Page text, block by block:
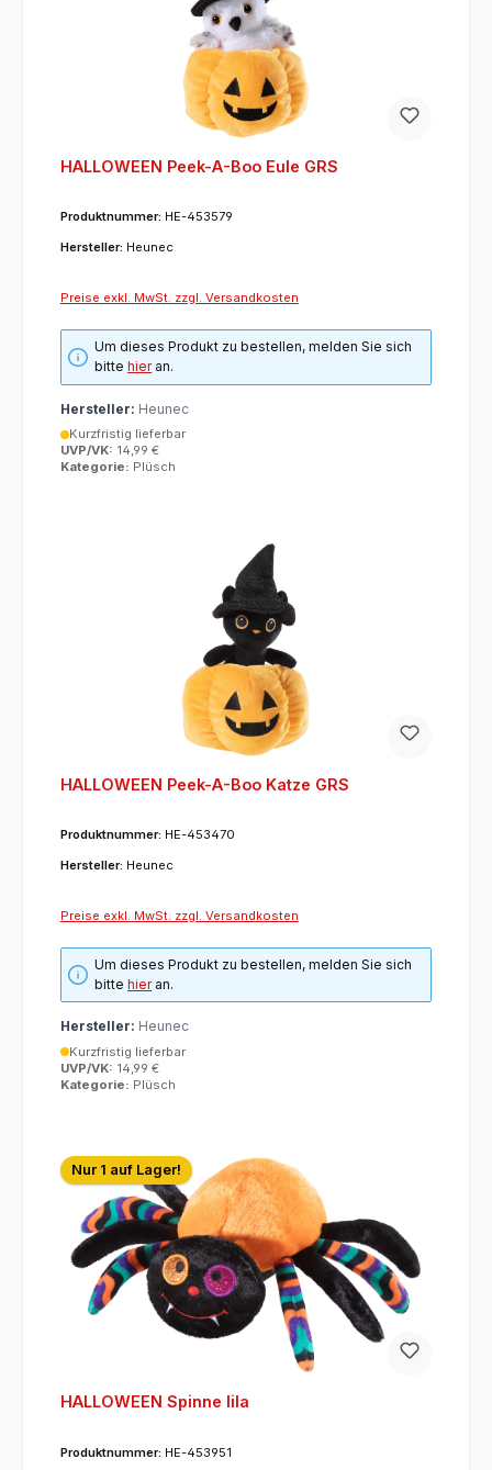
HALLOWEEN Peek-A-Boo Eule GRS
Produktnummer: HE-453579
Hersteller: Heunec
Preise exkl. MwSt. zzgl. Versandkosten
Um dieses Produkt zu bestellen, melden Sie sich
bittehieran.
Hersteller: Heunec
Kurzfristig lieferbar
UVP/VK: 14,99 €
Kategorie: Plüsch
HALLOWEEN Peek-A-Boo Katze GRS
Produktnummer: HE-453470
Hersteller: Heunec
Preise exkl. MwSt. zzgl. Versandkosten
Um dieses Produkt zu bestellen, melden Sie sich
bittehieran.
Hersteller: Heunec
Kurzfristig lieferbar
UVP/VK: 14,99 €
Kategorie: Plüsch
Nur 1 auf Lager!
HALLOWEEN Spinne lila
Produktnummer: HE-453951